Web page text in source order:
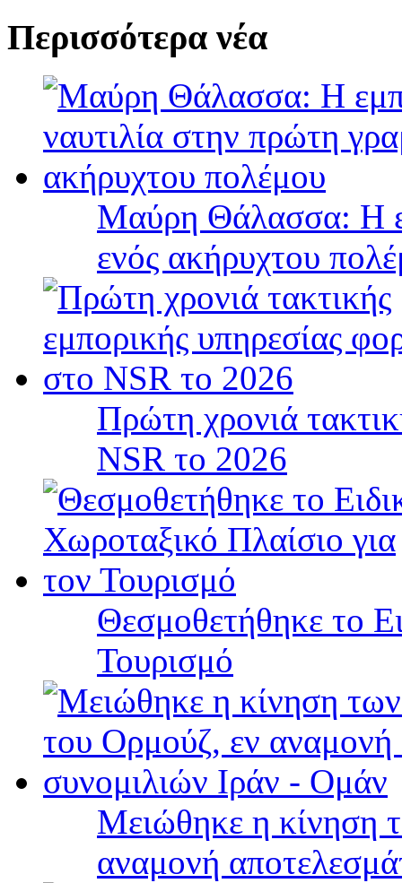
Περισσότερα νέα
Μαύρη Θάλασσα: Η
ενός ακήρυχτου
Πρώτη χρονιά
NSR το 2026
Θεσμοθετήθηκε το
Τουρισμό
Μειώθηκε η κίνηση
αναμονή